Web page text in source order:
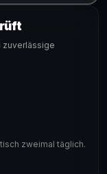
zuverlässige
zweimal täglich.